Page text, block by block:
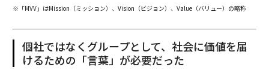
※「MVV」はMission（ミッション）、Vision（ビジョン）、Value（バリュー）の略称
個社ではなくグループとして、社会に価値を届
けるための「言葉」が必要だった